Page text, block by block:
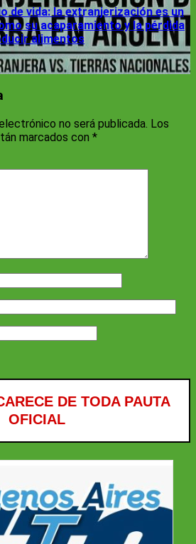
de vida: la extranjerización es un
su acaparamiento y la pérdida
alimentos
no será publicada. Los
marcados con *
DE TODA PAUTA
OFICIAL